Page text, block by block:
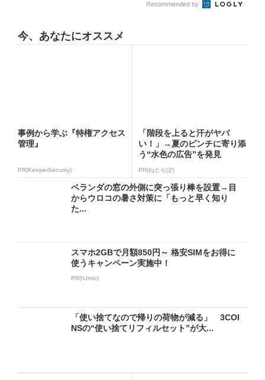
Recommended by
今、あなたにオススメ
事例から学ぶ『特権アクセス
管理』
PR(KeeperSecurity)
「階段を上ると汗がヤバ
い！」→夏のピンチに寄り添
う“水色の広告”を発見
PR(ねとらぼ)
ベランダの窓の外側に突っ張り棒を設置→目
からウロコの暑さ対策に「もっと早く知り
た...
スマホ2GBで月額850円～ 格安SIMをお得に
使うキャンペーン実施中！
PR(IIJmio)
「使い捨てなので帰りの荷物が減る」 3COI
NSの“使い捨てリフィルセット”が大...